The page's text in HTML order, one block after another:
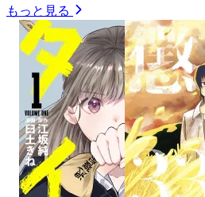
もっと見る